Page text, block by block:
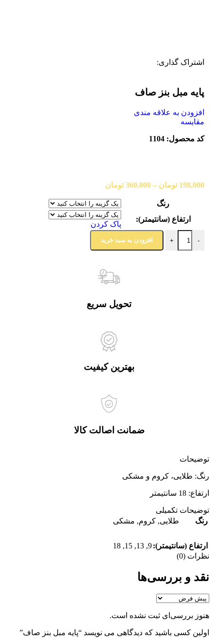
اشتراک گذاری:
پایه مبل بنز صاف
افزودن به علاقه مندی
مقایسه
کد محصول: 1104
198,000 تومان –
360,000 تومان
رنگ
ارتفاع (سانتیمتر):
پاک کردن
-
+ افزودن به سبد خرید
تحویل سریع
بهترین کیفیت
ضمانت اصالت کالا
توضیحات
رنگ: طلایی، کروم و مشکی
ارتفاع: 18 سانتیمتر
توضیحات تکمیلی
رنگ
طلایی, کروم, مشکی
ارتفاع (سانتیمتر):9
,
13
,
15
,
18
نظرات (0)
نقد و بررسی‌ها
هنوز بررسی‌ای ثبت نشده است.
اولین کسی باشید که دیدگاهی می نویسد “پایه مبل بنز صاف”